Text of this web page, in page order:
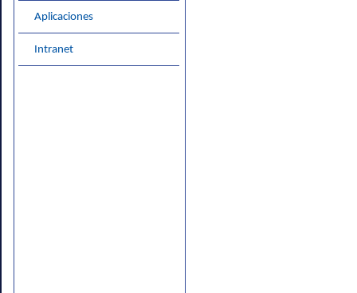
Aplicaciones
Intranet